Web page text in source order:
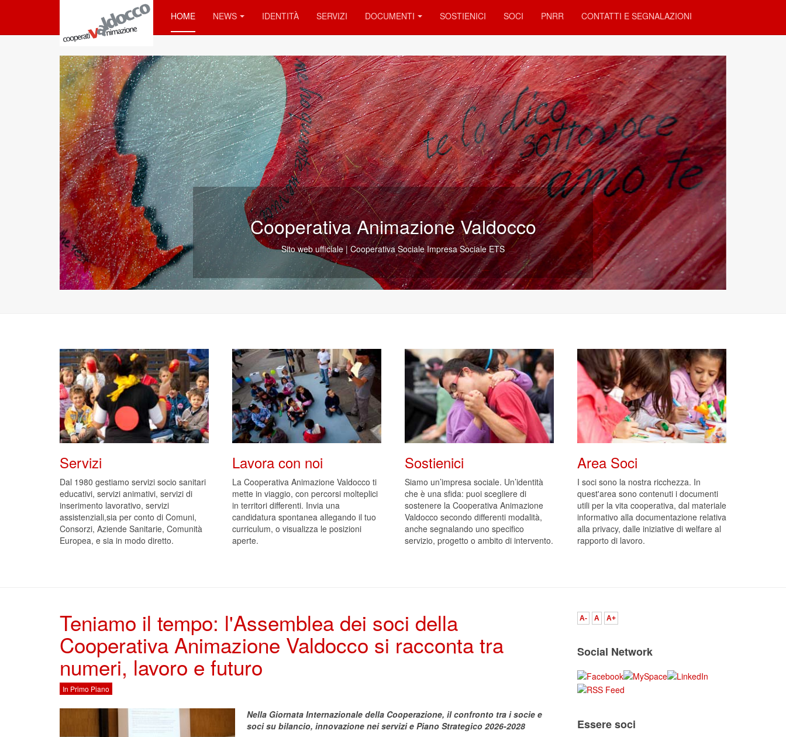
HOME NEWS IDENTITÀ SERVIZI DOCUMENTI SOSTIENICI SOCI PNRR CONTATTI E SEGNALAZIONI
siamo presenti in 42 Comunità Locali
Realizziamo in concreto “lo scopo di perseguire l'interesse generale della comunità
alla promozione umana e all'integrazione sociale dei cittadini” (L.381/91)
Servizi
Dal 1980 gestiamo servizi socio sanitari
educativi, servizi animativi, servizi di
inserimento lavorativo, servizi
assistenziali,sia per conto di Comuni,
Consorzi, Aziende Sanitarie, Comunità
Europea, e sia in modo diretto.
Lavora con noi
La Cooperativa Animazione Valdocco ti
mette in viaggio, con percorsi molteplici
in territori differenti. Invia una
candidatura spontanea allegando il tuo
curriculum, o visualizza le posizioni
aperte.
Sostienici
Siamo un’impresa sociale. Un’identità
che è una sfida: puoi scegliere di
sostenere la Cooperativa Animazione
Valdocco secondo differenti modalità,
anche segnalando uno specifico
servizio, progetto o ambito di intervento.
Area Soci
I soci sono la nostra ricchezza. In
quest'area sono contenuti i documenti
utili per la vita cooperativa, dal materiale
informativo alla documentazione relativa
alla privacy, dalle iniziative di welfare al
rapporto di lavoro.
Teniamo il tempo: l'Assemblea dei soci della
Cooperativa Animazione Valdocco si racconta tra
numeri, lavoro e futuro
In Primo Piano
Nella Giornata Internazionale della Cooperazione, il confronto tra i socie e
soci su bilancio, innovazione nei servizi e Piano Strategico 2026-2028
A- A A+
Social Network
Essere soci